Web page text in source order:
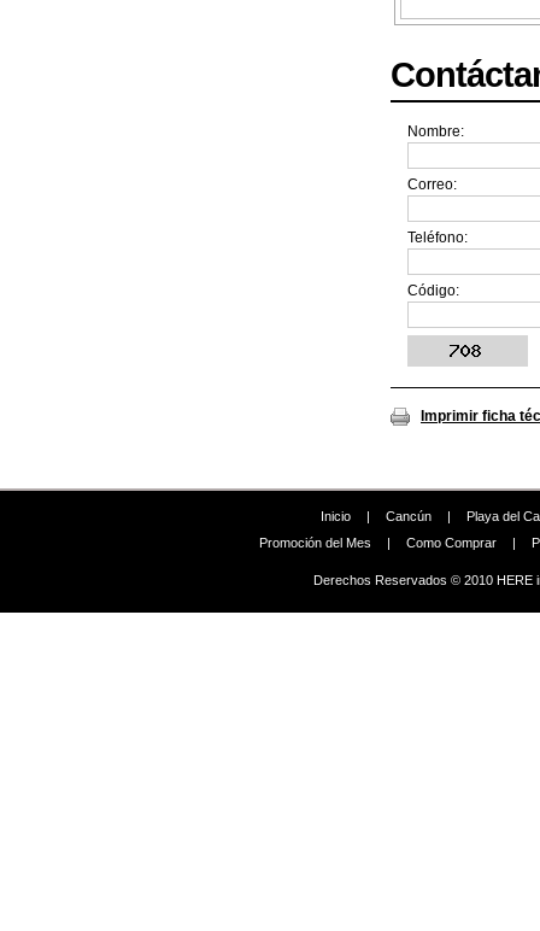
Nombre:
Correo:
Teléfono:
Código:
Imprimir ficha
Inicio | Cancún |
Playa del
Promoción del Mes
| Como Comprar |
Derechos Reservados © 2010 HERE